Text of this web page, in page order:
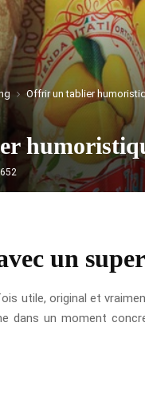
Offrir un tablier
un
utile, original et
dans un moment